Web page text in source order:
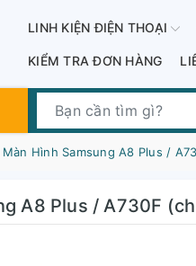
LINH KIỆN ĐIỆN THOẠI
KIỂM TRA ĐƠN HÀNG
Màn Hình Samsung A8 Plus /
A8 Plus / A730F